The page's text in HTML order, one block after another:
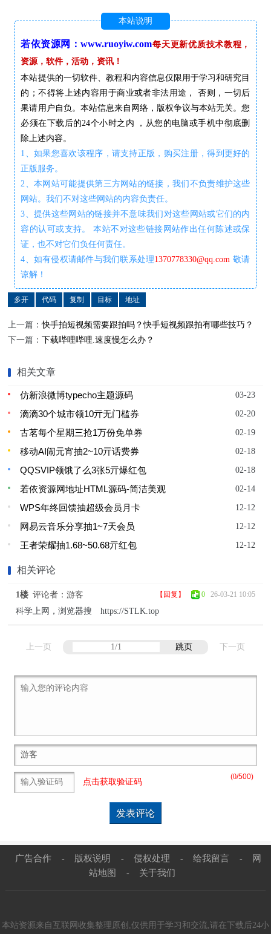
本站说明
若依资源网：www.ruoyiw.com每天更新优质技术教程，
资源，软件，活动，资讯！
本站提供的一切软件、教程和内容信息仅限用于学习和研究目
的；不得将上述内容用于商业或者非法用途， 否则，一切后
果请用户自负。本站信息来自网络，版权争议与本站无关。您
必须在下载后的24个小时之内 ，从您的电脑或手机中彻底删
除上述内容。
1、如果您喜欢该程序，请支持正版，购买注册，得到更好的
正版服务。
2、本网站可能提供第三方网站的链接，我们不负责维护这些
网站。我们不对这些网站的内容负责任。
3、提供这些网站的链接并不意味我们对这些网站或它们的内
容的认可或支持。 本站不对这些链接网站作出任何陈述或保
证，也不对它们负任何责任。
4、如有侵权请邮件与我们联系处理1370778330@qq.com 敬请
谅解！
多开 代码 复制 目标 地址
上一篇：快手拍短视频需要跟拍吗？快手短视频跟拍有哪些技巧？
下一篇：下载哔哩哔哩.速度慢怎么办？
相关文章
03-23
仿新浪微博typecho主题源码
02-20
滴滴30个城市领10亓无门槛券
02-19
古茗每个星期三抢1万份免单券
02-18
移动AI闹元宵抽2~10亓话费券
02-18
QQSVIP领饿了么3张5亓爆红包
02-14
若依资源网地址HTML源码-简洁美观
12-12
WPS年终回馈抽超级会员月卡
12-12
网易云音乐分享抽1~7天会员
12-12
王者荣耀抽1.68~50.68亓红包
相关评论
【回复】 026-03-21 10:05
1楼 评论者：游客
科学上网，浏览器搜 https://STLK.top
上一页 跳页 下一页
(0/500)
点击获取验证码
广告合作 - 版权说明 - 侵权处理 - 给我留言 -
网
站地图
- 关于我们
本站资源来自互联网收集整理原创,仅供用于学习和交流,请在下载后24小